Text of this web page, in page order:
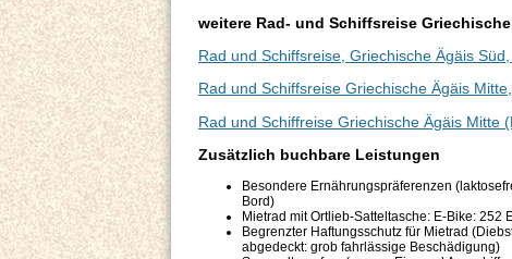
weitere Rad- und Schiffsreise
Rad und Schiffsreise, Griechische Ägäis
Rad und Schiffsreise Griechische Ägäis
Rad und Schiffreise Griechische Ägäis Mitte
Zusätzlich buchbare Leistungen
Besondere Ernährungspräferenzen
Bord)
Mietrad mit Ortlieb-Satteltasche: E-Bike:
Begrenzter Haftungsschutz für Mietrad
abgedeckt: grob fahrlässige Beschädigung)